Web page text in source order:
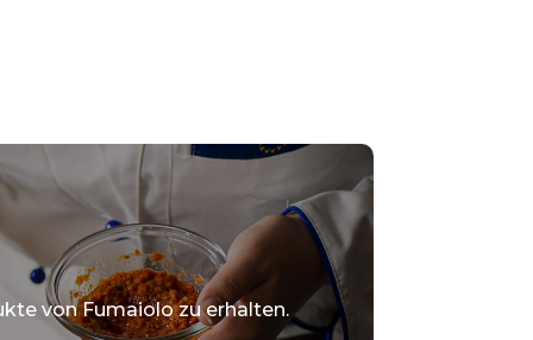
von Fumaiolo zu erhalten.